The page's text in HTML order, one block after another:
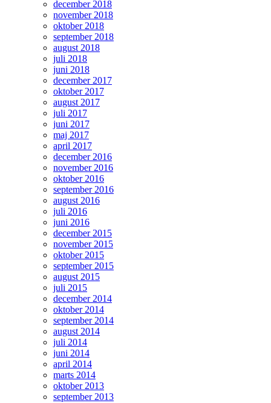
december 2018
november 2018
oktober 2018
september 2018
august 2018
juli 2018
juni 2018
december 2017
oktober 2017
august 2017
juli 2017
juni 2017
maj 2017
april 2017
december 2016
november 2016
oktober 2016
september 2016
august 2016
juli 2016
juni 2016
december 2015
november 2015
oktober 2015
september 2015
august 2015
juli 2015
december 2014
oktober 2014
september 2014
august 2014
juli 2014
juni 2014
april 2014
marts 2014
oktober 2013
september 2013